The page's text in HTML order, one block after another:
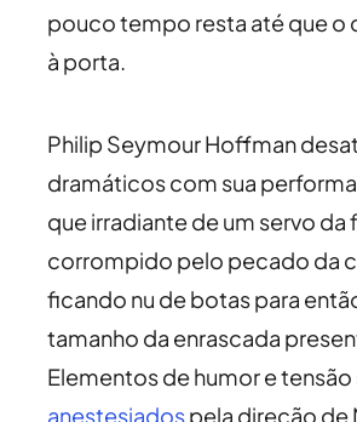
pouco tempo resta até que o
à porta.
Philip Seymour Hoffman
dramáticos com sua
que irradiante de um servo da
corrompido pelo pecado da
ficando nu de botas para
tamanho da enrascada
Elementos de humor e tensão
anestesiadospela direção de